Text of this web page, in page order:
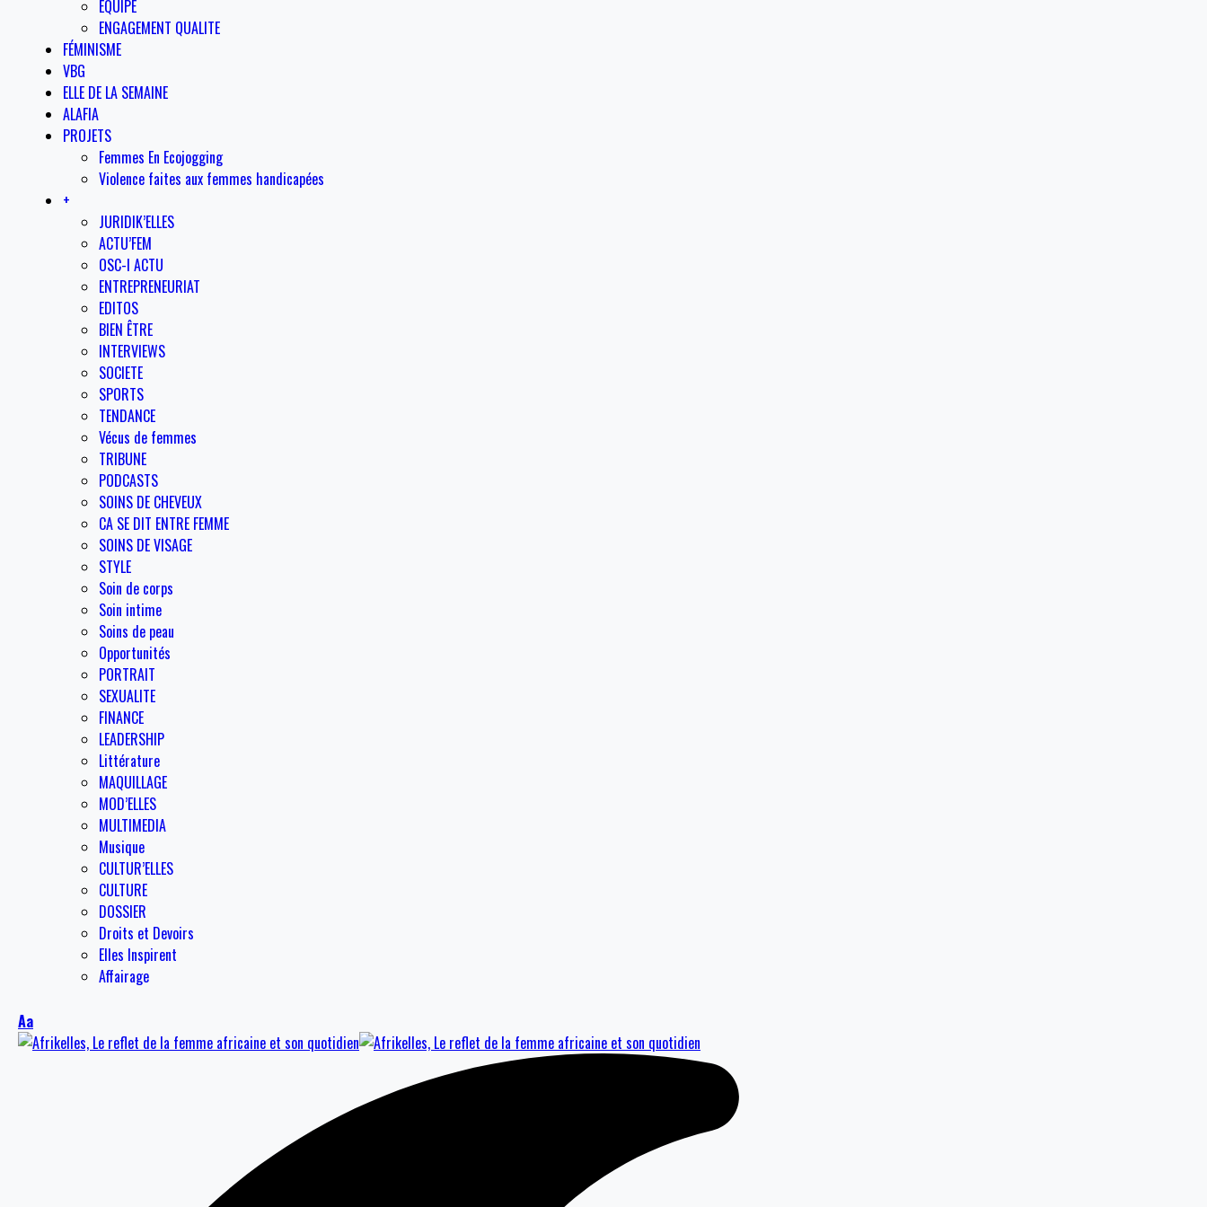
EQUIPE
ENGAGEMENT QUALITE
FÉMINISME
VBG
ELLE DE LA SEMAINE
ALAFIA
PROJETS
Femmes En Ecojogging
Violence faites aux femmes handicapées
+
JURIDIK’ELLES
ACTU’FEM
OSC-I ACTU
ENTREPRENEURIAT
EDITOS
BIEN ÊTRE
INTERVIEWS
SOCIETE
SPORTS
TENDANCE
Vécus de femmes
TRIBUNE
PODCASTS
SOINS DE CHEVEUX
CA SE DIT ENTRE FEMME
SOINS DE VISAGE
STYLE
Soin de corps
Soin intime
Soins de peau
Opportunités
PORTRAIT
SEXUALITE
FINANCE
LEADERSHIP
Littérature
MAQUILLAGE
MOD’ELLES
MULTIMEDIA
Musique
CULTUR’ELLES
CULTURE
DOSSIER
Droits et Devoirs
Elles Inspirent
Affairage
Aa